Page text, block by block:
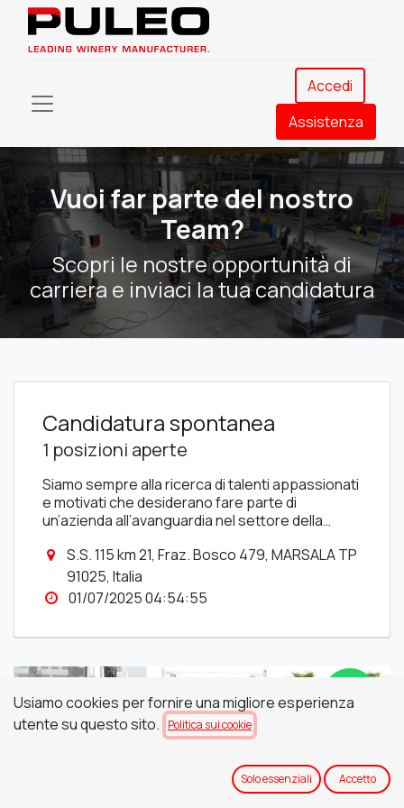
Accedi
Assistenza​
Vuoi far parte del nostro
Team?
Scopri le nostre opportunità di
carriera e inviaci la tua candidatura
Candidatura spontanea
1 posizioni aperte
Siamo sempre alla ricerca di talenti appassionati
e motivati che desiderano fare parte di
un’azienda all’avanguardia nel settore della
impianti hi-tech per il processo di vinificazione,
offrendo ai propri clienti soluzioni innovative e
affidabili.
Cerchiamo persone che condividano il nostro
impegno per l’innovazione tecnologica e la
qualità, in grado di contribuire al nostro continuo
successo su scala globale. Che tu sia un
un professionista commerciale o un
contesto internazionale, da Puleo troverai
l'opportunità per mettere in gioco le tue
competenze.
settore, invia la tua candidatura spontanea!
S.S. 115 km 21, Fraz. Bosco 479, MARSALA TP
91025, Italia
01/07/2025 04:54:55
Usiamo cookies per fornire una migliore esperienza
utente su questo sito.
Politica sui cookie
Solo essenziali Accetto